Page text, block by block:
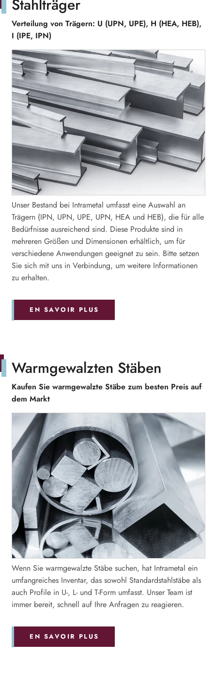
Verteilung von Trägern: U (UPN, UPE), H (HEA, HEB),
I (IPE, IPN)
Stahlträger
Unser Bestand bei Intrametal umfasst eine Auswahl an
Trägern (IPN, UPN, UPE, UPN, HEA und HEB), die für alle
Bedürfnisse ausreichend sind. Diese Produkte sind in
mehreren Größen und Dimensionen erhältlich, um für
verschiedene Anwendungen geeignet zu sein. Bitte setzen
Sie sich mit uns in Verbindung, um weitere Informationen
zu erhalten.
EN SAVOIR PLUS
Kaufen Sie warmgewalzte Stäbe zum besten Preis auf
dem Markt
Warmgewalzten Stäben
Wenn Sie warmgewalzte Stäbe suchen, hat Intrametal ein
umfangreiches Inventar, das sowohl Standardstahlstäbe als
auch Profile in U-, L- und T-Form umfasst. Unser Team ist
immer bereit, schnell auf Ihre Anfragen zu reagieren.
EN SAVOIR PLUS